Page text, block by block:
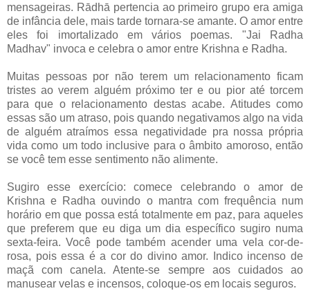
mensageiras. Rādhā pertencia ao primeiro grupo era amiga
de infância dele, mais tarde tornara-se amante. O amor entre
eles foi imortalizado em vários poemas. "Jai Radha
Madhav" invoca e celebra o amor entre Krishna e Radha.
Muitas pessoas por não terem um relacionamento ficam
tristes ao verem alguém próximo ter e ou pior até torcem
para que o relacionamento destas acabe. Atitudes como
essas são um atraso, pois quando negativamos algo na vida
de alguém atraímos essa negatividade pra nossa própria
vida como um todo inclusive para o âmbito amoroso, então
se você tem esse sentimento não alimente.
Sugiro esse exercício: comece celebrando o amor de
Krishna e Radha ouvindo o mantra com frequência num
horário em que possa está totalmente em paz, para aqueles
que preferem que eu diga um dia específico sugiro numa
sexta-feira. Você pode também acender uma vela cor-de-
rosa, pois essa é a cor do divino amor. Indico incenso de
maçã com canela. Atente-se sempre aos cuidados ao
manusear velas e incensos, coloque-os em locais seguros.